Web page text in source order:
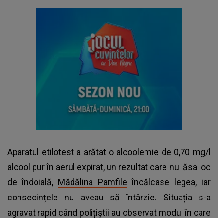
Aparatul etilotest a arătat o alcoolemie de 0,70 mg/l
alcool pur în aerul expirat, un rezultat care nu lăsa loc
de îndoială, Mădălina Pamfile încălcase legea, iar
consecințele nu aveau să întârzie. Situația s-a
agravat rapid când polițiștii au observat modul în care